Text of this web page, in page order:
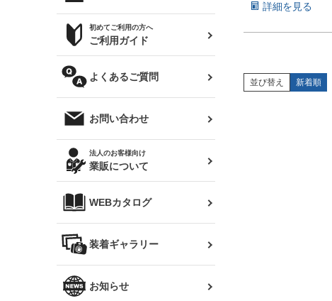
外装・補修パーツ
オリジンアーム(足回り)
レンズ
マフラー
リアゲート
メンテナンスパーツ
JZX110 マークⅡ
ハイエース
レビン
トレノ
マークX
クラウン
クラウンマジェスタ
アリスト
ソアラ
シルビア S15
180SX
ワンビア
Z32 フェアレディZ
R34 スカイライン
三菱
デリカ D:5
軽自動車
汎用
サマータイヤ
ジムニー用タイヤ
ハイエース・バン用タイ
ホイールナット
トップス(長袖)
パーカー
オーバーオール(つなぎ)
タオル
帽子
バッグ
ファッション小物
ログインする
お気に入りリスト
クーポンを見る
閲覧履歴
ニュースレターお申し込み
初めてご利用の方へ
ご利用ガイド
よくあるご質問
お問い合わせ
法人のお客様向け
業販について
WEBカタログ
装着ギャラリー
お知らせ
詳細を見る
並び替え 新着順